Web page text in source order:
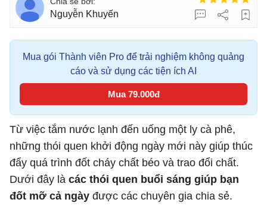
Nguyễn Khuyến
Mua gói Thành viên Pro để trải nghiệm không quảng
cáo và sử dụng các tiện ích AI
Mua 79.000đ
Từ việc tắm nước lạnh đến uống một ly cà phê,
những thói quen khởi động ngày mới này giúp thúc
đẩy quá trình đốt cháy chất béo và trao đổi chất.
Dưới đây là các thói quen buổi sáng giúp bạn
đốt mỡ cả ngày được các chuyên gia chia sẻ.